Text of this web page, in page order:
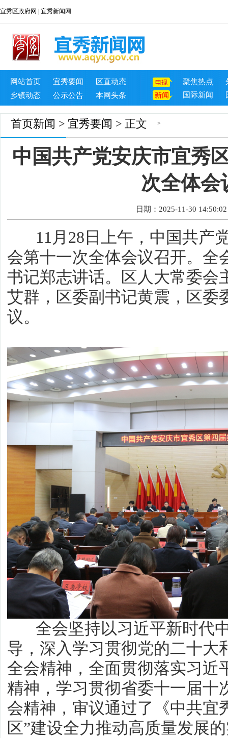
宜秀区政府网 宜秀新闻网
网站首页 宜秀要闻
区直动态
乡镇动态
公示公告 本网头条
聚焦热点
国际新闻
首页 >
新闻 > 宜秀要闻 > 正文
中国共产党安庆市宜秀
次全体会
日期：2025-11-30 14:50:02
11月28日上午，中国共产
会第十一次全体会议召开。全
书记郑志讲话。区人大常委会
艾群，区委副书记黄震，区委
议。
全会坚持以习近平新时代
导，深入学习贯彻党的二十大
全会精神，全面贯彻落实习近
精神，学习贯彻省委十一届十
会精神，审议通过了《中共宜
区”建设全力推动高质量发展